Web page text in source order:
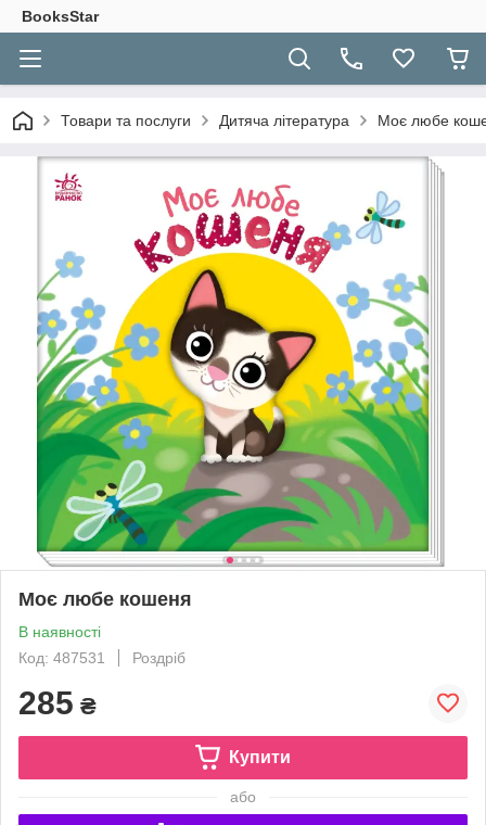
BooksStar
Товари та послуги Дитяча література Моє любе
Моє любе кошеня
В наявності
Код: 487531
Роздріб
285 ₴
Купити
або